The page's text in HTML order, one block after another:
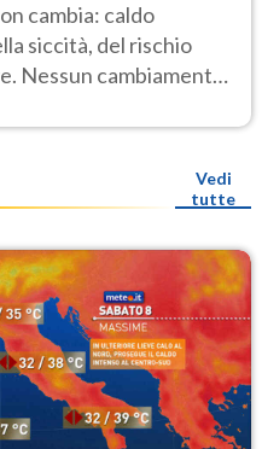
cambia: caldo
siccità, del rischio
Nessun cambiamento
Vedi
tutte